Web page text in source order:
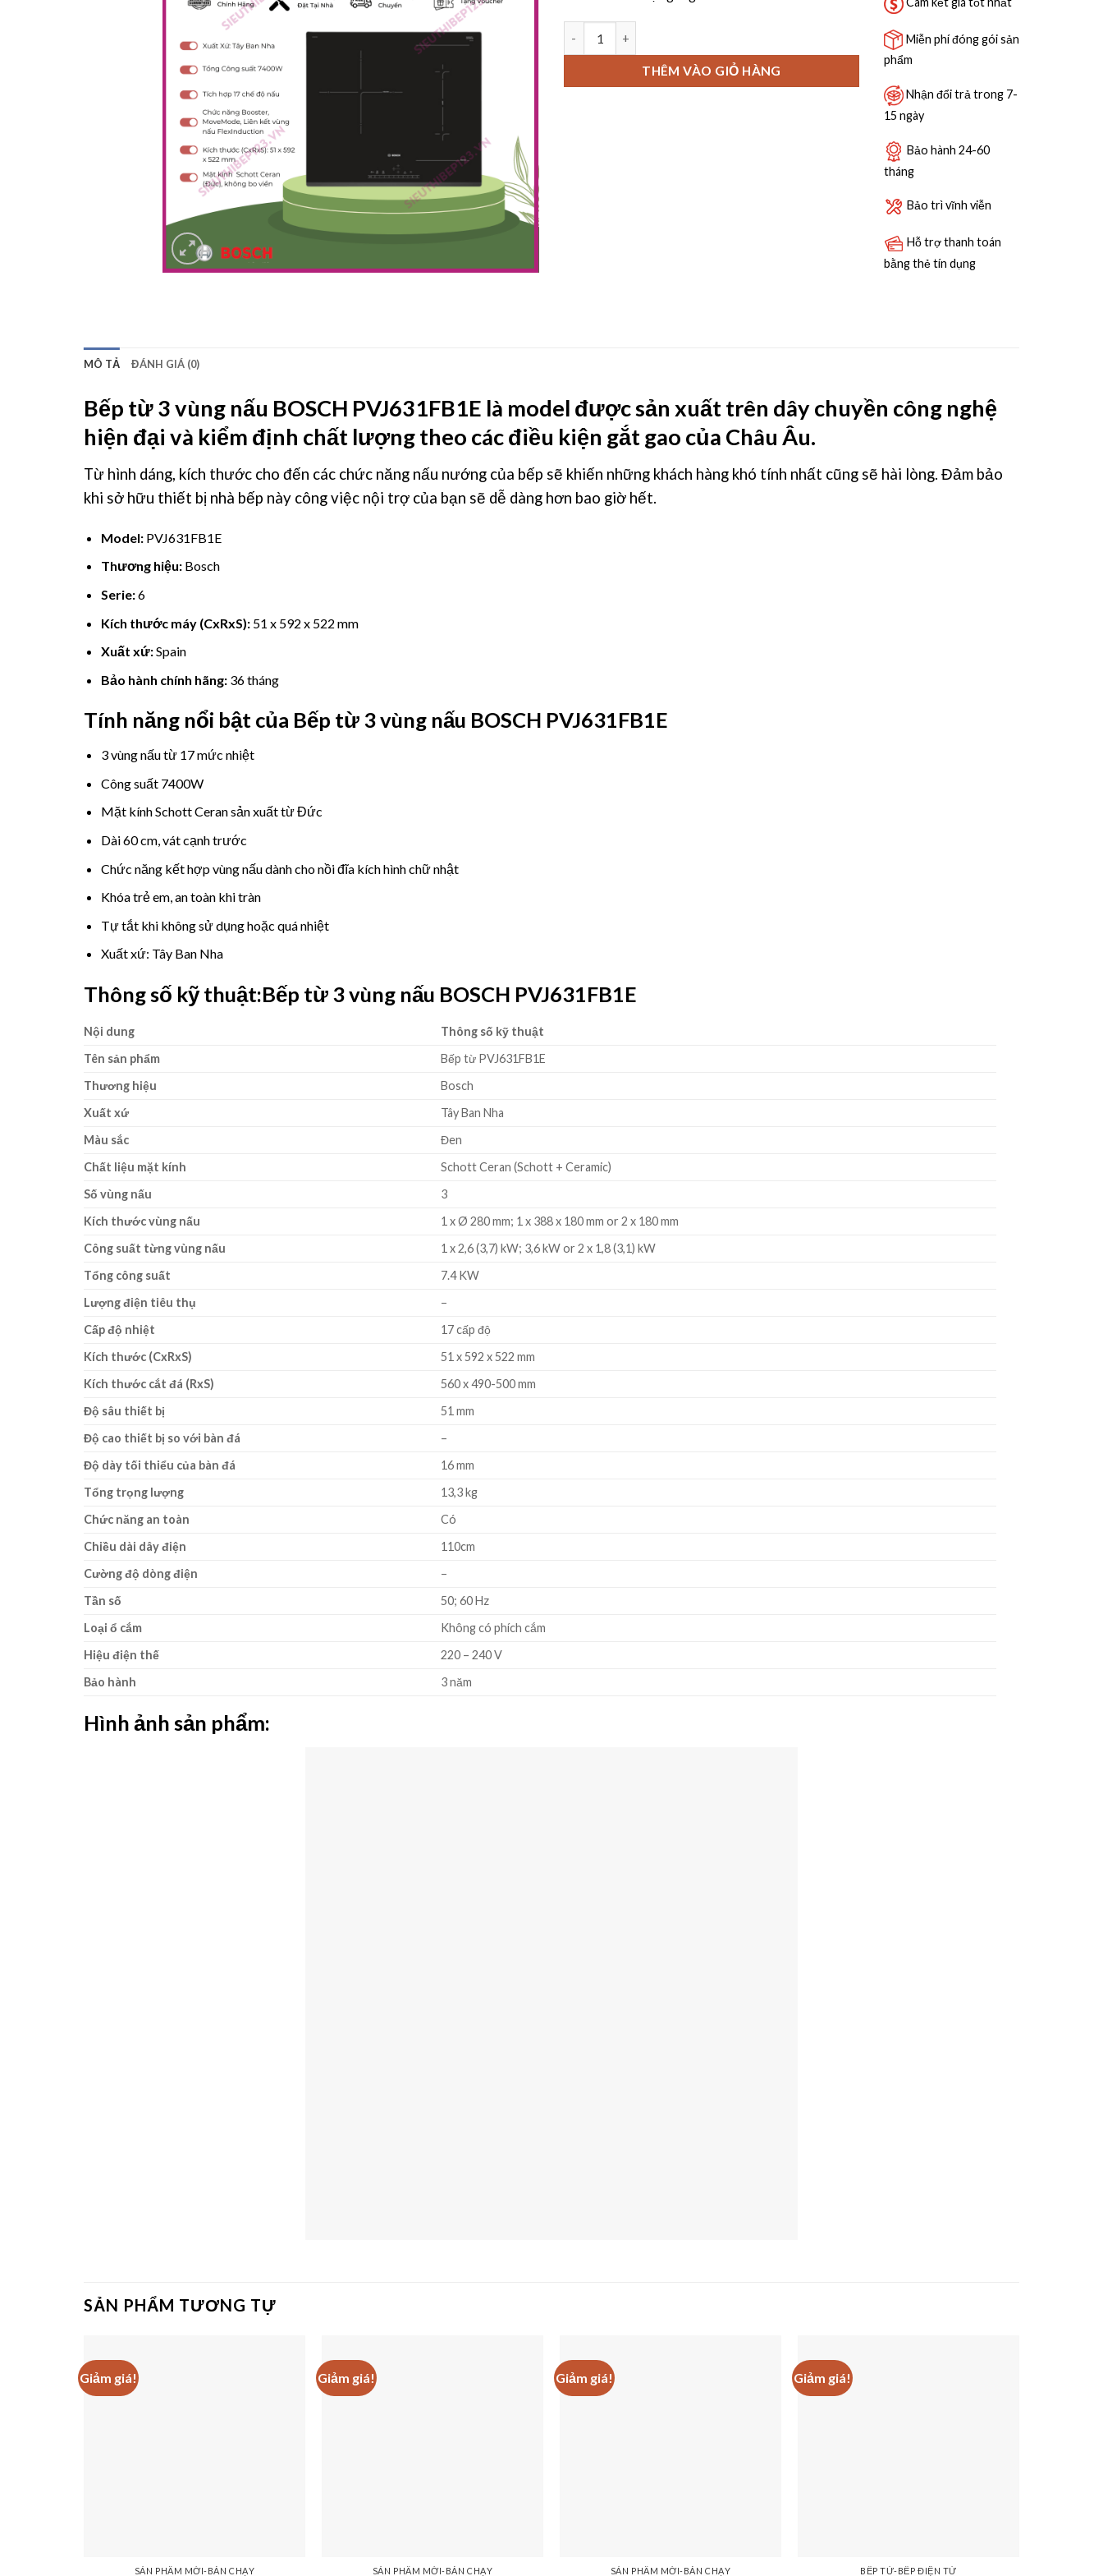
THÊM VÀO GIỎ HÀNG
Miễn phí đóng gói sản
phẩm
Nhận đổi trả trong 7-
15 ngày
Bảo hành 24-60
tháng
Bảo trì vĩnh viễn
Hỗ trợ thanh toán
bằng thẻ tín dụng
MÔ TẢ ĐÁNH GIÁ (0)
Bếp từ 3 vùng nấu BOSCH PVJ631FB1E là model được sản xuất trên dây chuyền công nghệ
hiện đại và kiểm định chất lượng theo các điều kiện gắt gao của Châu Âu.
Từ hình dáng, kích thước cho đến các chức năng nấu nướng của bếp sẽ khiến những khách hàng khó tính nhất cũng sẽ hài lòng. Đảm bảo
khi sở hữu thiết bị nhà bếp này công việc nội trợ của bạn sẽ dễ dàng hơn bao giờ hết.
Model:PVJ631FB1E
Thương hiệu:Bosch
Serie:6
Kích thước máy (CxRxS):51 x 592 x 522 mm
Xuất xứ:Spain
Bảo hành chính hãng:36 tháng
Tính năng nổi bật của Bếp từ 3 vùng nấu BOSCH PVJ631FB1E
3 vùng nấu từ 17 mức nhiệt
Công suất 7400W
Mặt kính Schott Ceran sản xuất từ Đức
Dài 60 cm, vát cạnh trước
Chức năng kết hợp vùng nấu dành cho nồi đĩa kích hình chữ nhật
Khóa trẻ em, an toàn khi tràn
Tự tắt khi không sử dụng hoặc quá nhiệt
Xuất xứ: Tây Ban Nha
Thông số kỹ thuật:Bếp từ 3 vùng nấu BOSCH PVJ631FB1E
Nội dung
Thông số kỹ thuật
Tên sản phẩm
Bếp từ PVJ631FB1E
Thương hiệu
Bosch
Xuất xứ
Tây Ban Nha
Màu sắc
Đen
Chất liệu mặt kính
Schott Ceran (Schott + Ceramic)
Số vùng nấu
3
Kích thước vùng nấu
1 x Ø 280 mm; 1 x 388 x 180 mm or 2 x 180 mm
Công suất từng vùng nấu
1 x 2,6 (3,7) kW; 3,6 kW or 2 x 1,8 (3,1) kW
Tổng công suất
7.4 KW
Lượng điện tiêu thụ
–
Cấp độ nhiệt
17 cấp độ
Kích thước (CxRxS)
51 x 592 x 522 mm
Kích thước cắt đá (RxS)
560 x 490-500 mm
Độ sâu thiết bị
51 mm
Độ cao thiết bị so với bàn đá
–
Độ dày tối thiểu của bàn đá
16 mm
Tổng trọng lượng
13,3 kg
Chức năng an toàn
Có
Chiều dài dây điện
110cm
Cường độ dòng điện
–
Tần số
50; 60 Hz
Loại ổ cắm
Không có phích cắm
Hiệu điện thế
220 – 240 V
Bảo hành
3 năm
Hình ảnh sản phẩm:
SẢN PHẨM TƯƠNG TỰ
Giảm giá!
SẢN PHẨM MỚI-BÁN CHẠY
Giảm giá!
SẢN PHẨM MỚI-BÁN CHẠY
Giảm giá!
SẢN PHẨM MỚI-BÁN CHẠY
Giảm giá!
BẾP TỪ-BẾP ĐIỆN TỪ